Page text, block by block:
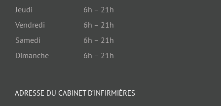
Jeudi
6h – 21h
Vendredi
6h – 21h
Samedi
6h – 21h
Dimanche
6h – 21h
ADRESSE DU CABINET D’INFIRMIÈRES